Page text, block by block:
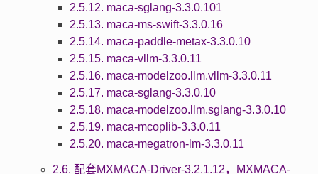
2.5.12. maca-sglang-3.3.0.101
2.5.13. maca-ms-swift-3.3.0.16
2.5.14. maca-paddle-metax-3.3.0.10
2.5.15. maca-vllm-3.3.0.11
2.5.16. maca-modelzoo.llm.vllm-3.3.0.11
2.5.17. maca-sglang-3.3.0.10
2.5.18. maca-modelzoo.llm.sglang-3.3.0.10
2.5.19. maca-mcoplib-3.3.0.11
2.5.20. maca-megatron-lm-3.3.0.11
2.6. 配套MXMACA-Driver-3.2.1.12，MXMACA-